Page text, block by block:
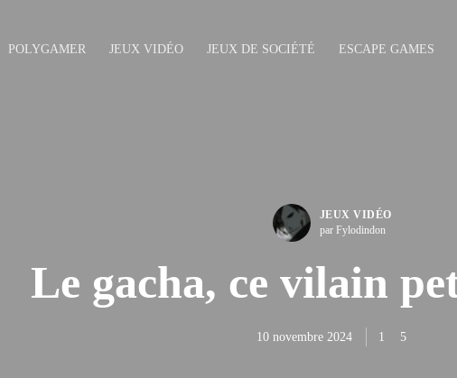
POLYGAMER JEUX VIDÉO JEUX DE SOCIÉTÉ ESCAPE GAMES
JEUX VIDÉO
par Fylodindon
Le gacha, ce vilain
10 novembre 2024 1 5